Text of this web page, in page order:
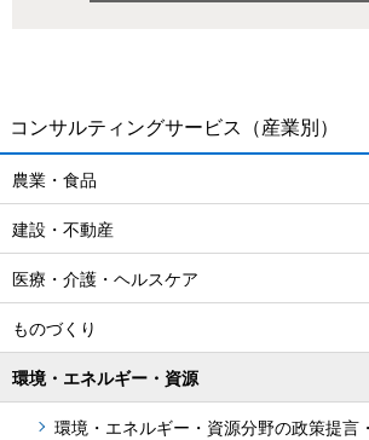
コンサルティングサービス （産業別）
農業・食品
建設・不動産
医療・介護・ヘルスケア
ものづくり
環境・エネルギー・資源
環境・エネルギー・資源分野の政策提言